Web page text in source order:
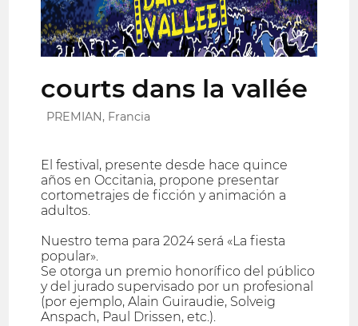
courts dans la vallée
PREMIAN, Francia
El festival, presente desde hace quince
años en Occitania, propone presentar
cortometrajes de ficción y animación a
adultos.
Nuestro tema para 2024 será «La fiesta
popular».
Se otorga un premio honorífico del público
y del jurado supervisado por un profesional
(por ejemplo, Alain Guiraudie, Solveig
Anspach, Paul Drissen, etc.).